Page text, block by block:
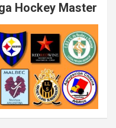
Hockey Master